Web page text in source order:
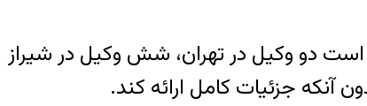
خبر داده و نوشته است دو وکیل در تهران، شش وکیل در شیراز
آنکه جزئیات کامل ارائه کند.